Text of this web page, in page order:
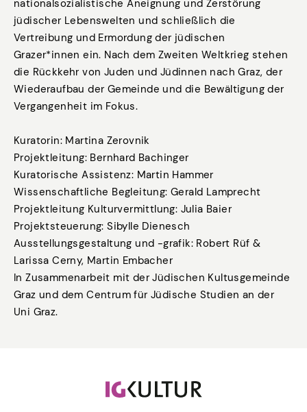
nationalsozialistische Aneignung und Zerstörung
jüdischer Lebenswelten und schließlich die
Vertreibung und Ermordung der jüdischen
Grazer*innen ein. Nach dem Zweiten Weltkrieg stehen
die Rückkehr von Juden und Jüdinnen nach Graz, der
Wiederaufbau der Gemeinde und die Bewältigung der
Vergangenheit im Fokus.
Kuratorin: Martina Zerovnik
Projektleitung: Bernhard Bachinger
Kuratorische Assistenz: Martin Hammer
Wissenschaftliche Begleitung: Gerald Lamprecht
Projektleitung Kulturvermittlung: Julia Baier
Projektsteuerung: Sibylle Dienesch
Ausstellungsgestaltung und -grafik: Robert Rüf &
Larissa Cerny, Martin Embacher
In Zusammenarbeit mit der Jüdischen Kultusgemeinde
Graz und dem Centrum für Jüdische Studien an der
Uni Graz.